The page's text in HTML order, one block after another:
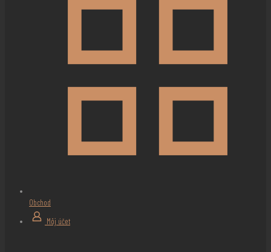
Obchod
Môj účet